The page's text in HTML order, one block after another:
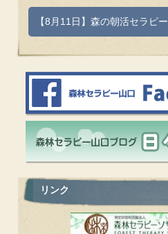
【8月11日】森の朝活セラピー
リンク